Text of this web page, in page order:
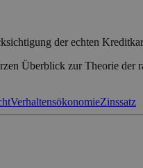
der echten
Überblick zur Theorie der
VerhaltensökonomieZinssatz